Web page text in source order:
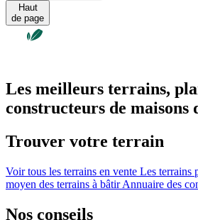
Haut
de page
Les meilleurs terrains,
constructeurs de maisons
Trouver votre terrain
Voir tous les terrains en vente Les terrains
moyen des terrains à bâtirAnnuaire des
Nos conseils